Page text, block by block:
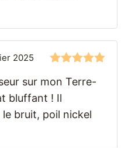
2025
sur mon Terre-
bluffant ! Il
bruit, poil nickel